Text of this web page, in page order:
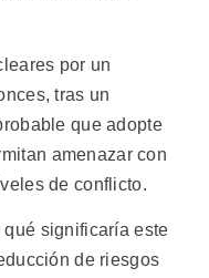
por un
tras un
que adopte
amenazar con
de conflicto.
significaría este
de riesgos